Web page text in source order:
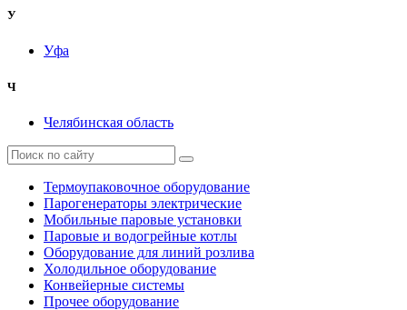
У
Уфа
Ч
Челябинская область
Термоупаковочное оборудование
Парогенераторы электрические
Мобильные паровые установки
Паровые и водогрейные котлы
Оборудование для линий розлива
Холодильное оборудование
Конвейерные системы
Прочее оборудование